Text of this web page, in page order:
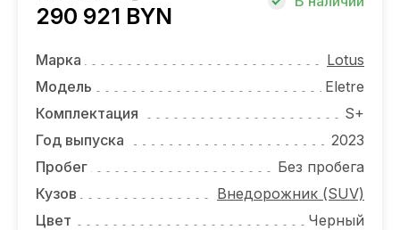
НОВОСТИ
ОТЗЫВЫ
ВАКАНСИИ
О КОМПАНИИ
290 921 BYN
Марка
Lotus
Модель
Eletre
Комплектация
S+
Год выпуска
2023
Пробег
Без пробега
Кузов
Внедорожник (SUV)
Цвет
Черный